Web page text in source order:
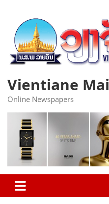
content
Vientiane Mai
Online Newspapers